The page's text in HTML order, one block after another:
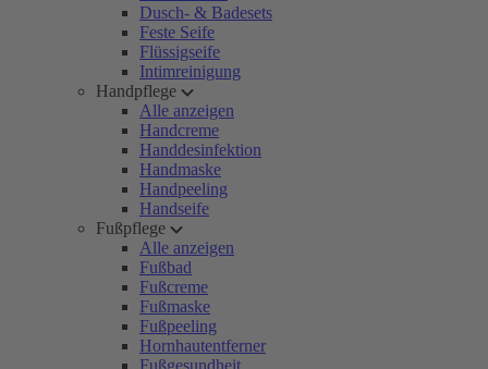
Dusch- & Badesets
Feste Seife
Flüssigseife
Intimreinigung
Handpflege
Alle anzeigen
Handcreme
Handdesinfektion
Handmaske
Handpeeling
Handseife
Fußpflege
Alle anzeigen
Fußbad
Fußcreme
Fußmaske
Fußpeeling
Hornhautentferner
Fußgesundheit